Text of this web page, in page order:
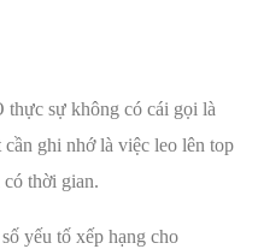
thực sự không có cái gọi là
ghi nhớ là việc leo lên top
có thời gian.
yếu tố xếp hạng cho